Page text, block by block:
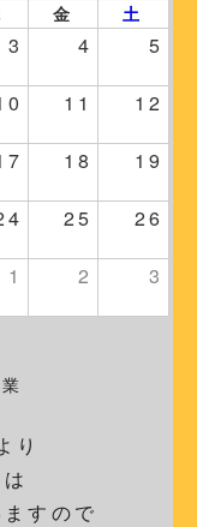
金 土
3 4 5
11 12
18 19
25 26
1 2 3
り
すので